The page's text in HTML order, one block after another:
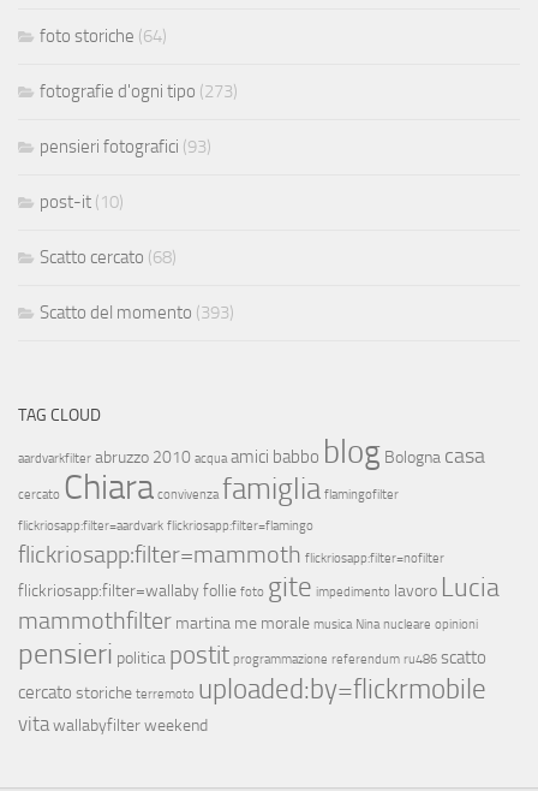
foto storiche (64)
fotografie d'ogni tipo (273)
pensieri fotografici (93)
post-it (10)
Scatto cercato (68)
Scatto del momento (393)
TAG CLOUD
aardvarkfilter abruzzo 2010 acqua amici babbo blog Bologna casa
cercato Chiara convivenza famiglia flamingofilter
flickriosapp:filter=aardvark flickriosapp:filter=flamingo
flickriosapp:filter=mammoth flickriosapp:filter=nofilter
flickriosapp:filter=wallaby follie foto gite impedimento lavoro Lucia
mammothfilter martina me morale musica Nina nucleare opinioni
pensieri politica postit programmazione referendum ru486 scatto
cercato storiche terremoto uploaded:by=flickrmobile
vitawallabyfilterweekend